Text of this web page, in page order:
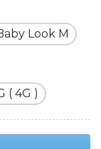
Look M
( 4G )